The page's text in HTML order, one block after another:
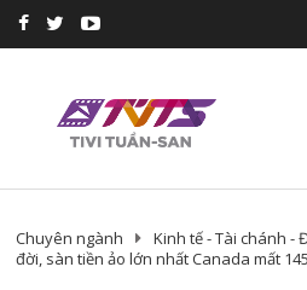
Chuyên ngành Kinh tế - Tài chánh -
đời, sàn tiền ảo lớn nhất Canada mất